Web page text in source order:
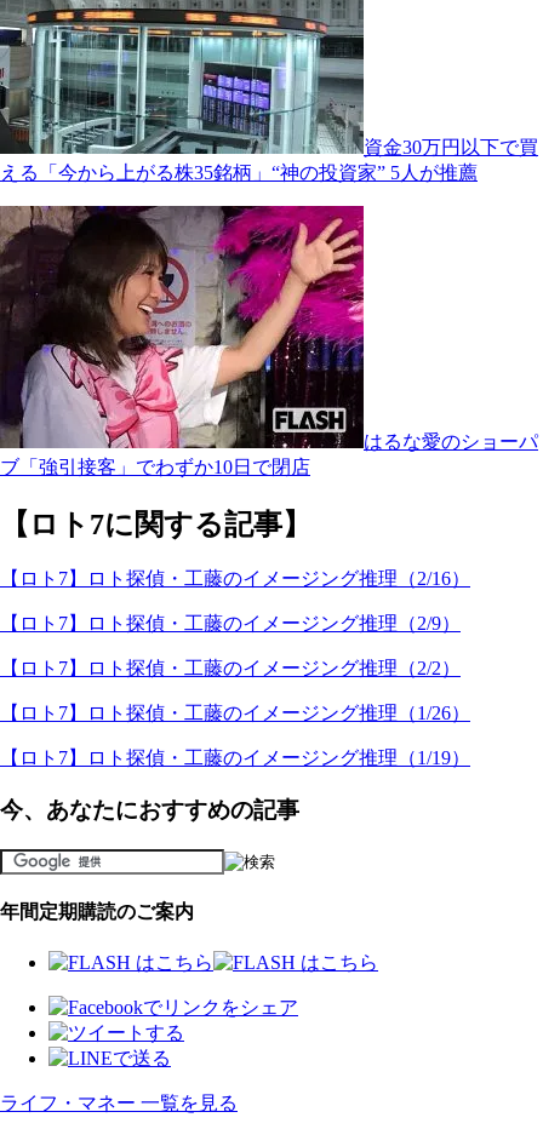
資金30万円以下で買
える「今から上がる株35銘柄」“神の投資家” 5人が推薦
はるな愛のショーパ
ブ「強引接客」でわずか10日で閉店
【ロト7に関する記事】
【ロト7】ロト探偵・工藤のイメージング推理（2/16）
【ロト7】ロト探偵・工藤のイメージング推理（2/9）
【ロト7】ロト探偵・工藤のイメージング推理（2/2）
【ロト7】ロト探偵・工藤のイメージング推理（1/26）
【ロト7】ロト探偵・工藤のイメージング推理（1/19）
今、あなたにおすすめの記事
年間定期購読のご案内
ライフ・マネー 一覧を見る